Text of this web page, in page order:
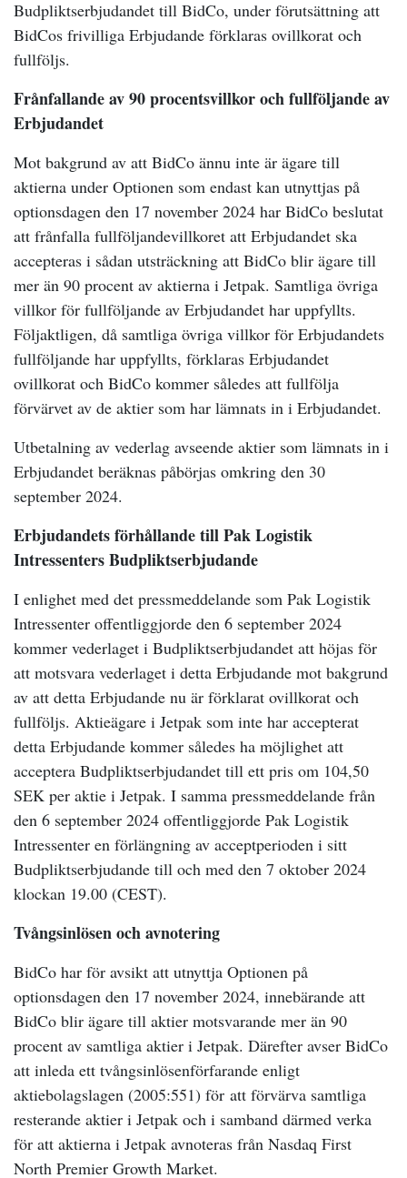
Budpliktserbjudandet till BidCo, under förutsättning att
BidCos frivilliga Erbjudande förklaras ovillkorat och
fullföljs.
Frånfallande av 90 procentsvillkor och fullföljande av
Erbjudandet
Mot bakgrund av att BidCo ännu inte är ägare till
aktierna under Optionen som endast kan utnyttjas på
optionsdagen den 17 november 2024 har BidCo beslutat
att frånfalla fullföljandevillkoret att Erbjudandet ska
accepteras i sådan utsträckning att BidCo blir ägare till
mer än 90 procent av aktierna i Jetpak. Samtliga övriga
villkor för fullföljande av Erbjudandet har uppfyllts.
Följaktligen, då samtliga övriga villkor för Erbjudandets
fullföljande har uppfyllts, förklaras Erbjudandet
ovillkorat och BidCo kommer således att fullfölja
förvärvet av de aktier som har lämnats in i Erbjudandet.
Utbetalning av vederlag avseende aktier som lämnats in i
Erbjudandet beräknas påbörjas omkring den 30
september 2024.
Erbjudandets förhållande till Pak Logistik
Intressenters Budpliktserbjudande
I enlighet med det pressmeddelande som Pak Logistik
Intressenter offentliggjorde den 6 september 2024
kommer vederlaget i Budpliktserbjudandet att höjas för
att motsvara vederlaget i detta Erbjudande mot bakgrund
av att detta Erbjudande nu är förklarat ovillkorat och
fullföljs. Aktieägare i Jetpak som inte har accepterat
detta Erbjudande kommer således ha möjlighet att
acceptera Budpliktserbjudandet till ett pris om 104,50
SEK per aktie i Jetpak. I samma pressmeddelande från
den 6 september 2024 offentliggjorde Pak Logistik
Intressenter en förlängning av acceptperioden i sitt
Budpliktserbjudande till och med den 7 oktober 2024
klockan 19.00 (CEST).
Tvångsinlösen och avnotering
BidCo har för avsikt att utnyttja Optionen på
optionsdagen den 17 november 2024, innebärande att
BidCo blir ägare till aktier motsvarande mer än 90
procent av samtliga aktier i Jetpak. Därefter avser BidCo
att inleda ett tvångsinlösenförfarande enligt
aktiebolagslagen (2005:551) för att förvärva samtliga
resterande aktier i Jetpak och i samband därmed verka
för att aktierna i Jetpak avnoteras från Nasdaq First
North Premier Growth Market.